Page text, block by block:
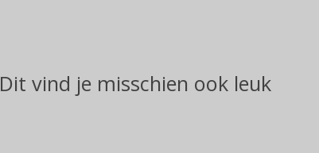
Dit vind je misschien ook leuk